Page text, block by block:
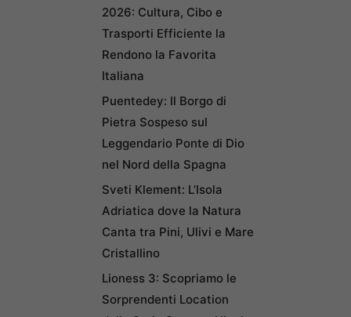
2026: Cultura, Cibo e
Trasporti Efficiente la
Rendono la Favorita
Italiana
Puentedey: Il Borgo di
Pietra Sospeso sul
Leggendario Ponte di Dio
nel Nord della Spagna
Sveti Klement: L’Isola
Adriatica dove la Natura
Canta tra Pini, Ulivi e Mare
Cristallino
Lioness 3: Scopriamo le
Sorprendenti Location